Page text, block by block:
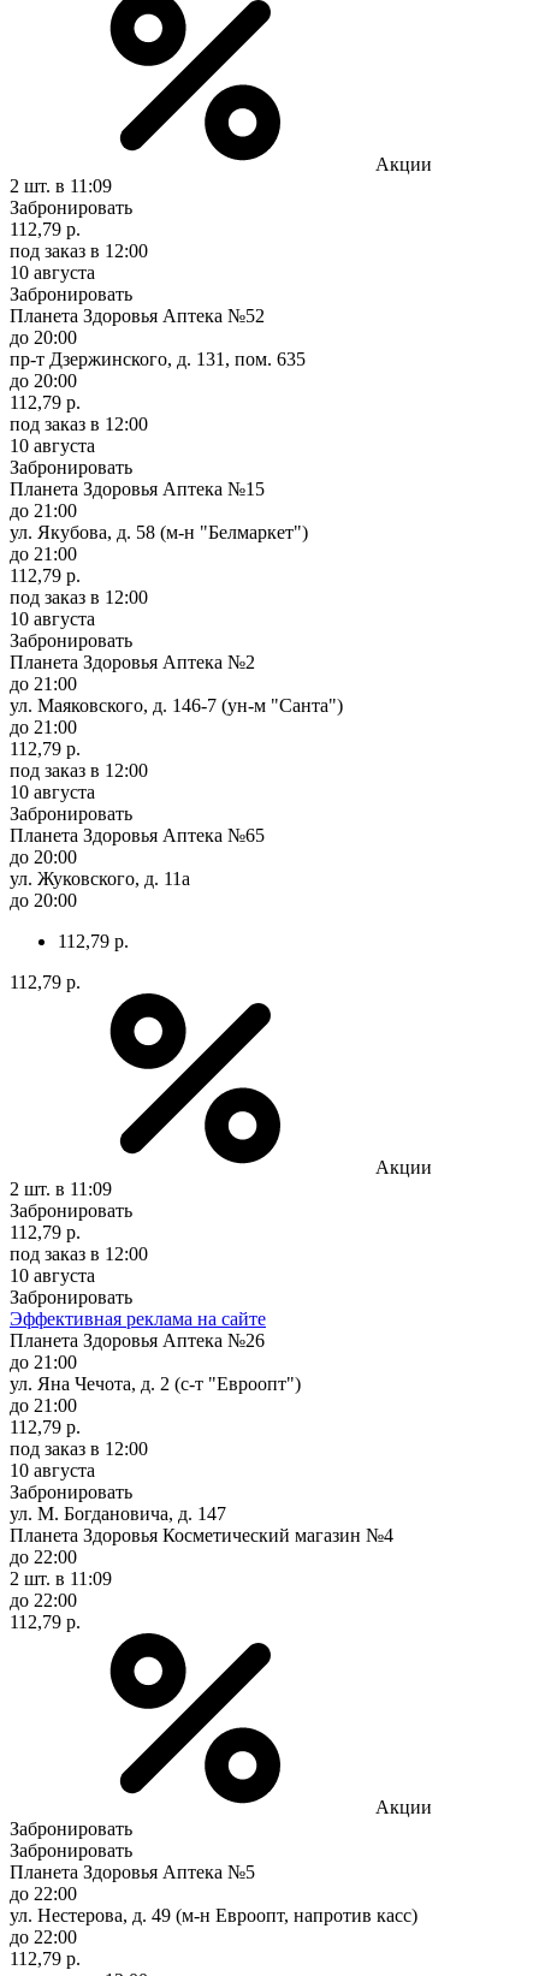
Акции
2 шт. в 11:09
Забронировать
112,79 р.
под заказ в 12:00
10 августа
Забронировать
Планета Здоровья Аптека №52
до 20:00
пр-т Дзержинского, д. 131, пом. 635
до 20:00
112,79 р.
под заказ в 12:00
10 августа
Забронировать
Планета Здоровья Аптека №15
до 21:00
ул. Якубова, д. 58 (м-н "Белмаркет")
до 21:00
112,79 р.
под заказ в 12:00
10 августа
Забронировать
Планета Здоровья Аптека №2
до 21:00
ул. Маяковского, д. 146-7 (ун-м "Санта")
до 21:00
112,79 р.
под заказ в 12:00
10 августа
Забронировать
Планета Здоровья Аптека №65
до 20:00
ул. Жуковского, д. 11а
до 20:00
112,79 р.
112,79 р.
Акции
2 шт. в 11:09
Забронировать
112,79 р.
под заказ в 12:00
10 августа
Забронировать
Эффективная реклама на сайте
Планета Здоровья Аптека №26
до 21:00
ул. Яна Чечота, д. 2 (с-т "Евроопт")
до 21:00
112,79 р.
под заказ в 12:00
10 августа
Забронировать
ул. М. Богдановича, д. 147
Планета Здоровья Косметический магазин №4
до 22:00
2 шт. в 11:09
до 22:00
112,79 р.
Акции
Забронировать
Забронировать
Планета Здоровья Аптека №5
до 22:00
ул. Нестерова, д. 49 (м-н Евроопт, напротив касс)
до 22:00
112,79 р.